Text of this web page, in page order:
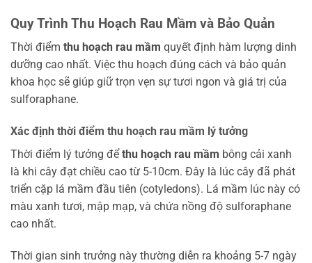
Quy Trình Thu Hoạch Rau Mầm và Bảo Quản
Thời điểm thu hoạch rau mầm quyết định hàm lượng dinh
dưỡng cao nhất. Việc thu hoạch đúng cách và bảo quản
khoa học sẽ giúp giữ trọn vẹn sự tươi ngon và giá trị của
sulforaphane.
Xác định thời điểm thu hoạch rau mầm lý tưởng
Thời điểm lý tưởng để thu hoạch rau mầm bông cải xanh
là khi cây đạt chiều cao từ 5-10cm. Đây là lúc cây đã phát
triển cặp lá mầm đầu tiên (cotyledons). Lá mầm lúc này có
màu xanh tươi, mập mạp, và chứa nồng độ sulforaphane
cao nhất.
Thời gian sinh trưởng này thường diễn ra khoảng 5-7 ngày